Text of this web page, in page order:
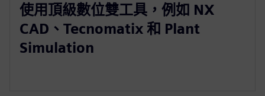
使用頂級數位雙工具，例如 NX
CAD、Tecnomatix 和 Plant
Simulation